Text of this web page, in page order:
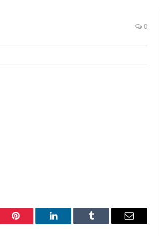
0
Pinterest LinkedIn Tumblr Email